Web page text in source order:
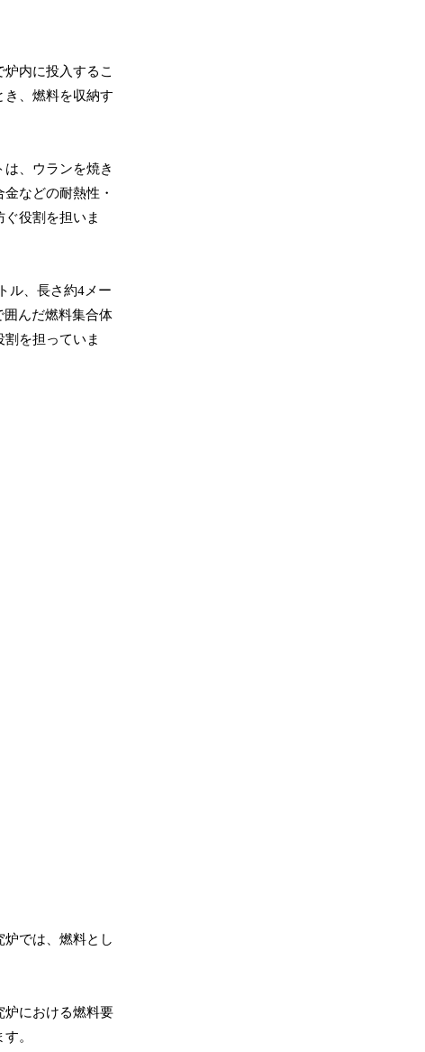
内に投入するこ
き、燃料を収納す
、ウランを焼き
などの耐熱性・
役割を担いま
ル、長さ約4メー
囲んだ燃料集合体
を担っていま
では、燃料とし
炉における燃料要
。